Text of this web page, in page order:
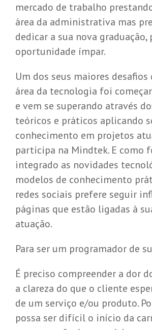
mercado de trabalho
área da administrativa mas
dedicar a sua nova graduação,
oportunidade ímpar.
Um dos seus maiores
área da tecnologia foi
e vem se superando através
teóricos e práticos aplicando
conhecimento em projetos
participa na Mindtek. E como
integrado as novidades
modelos de conhecimento
redes sociais prefere seguir
páginas que estão ligadas à
atuação.
Para ser um programador de
É preciso compreender a dor
a clareza do que o cliente
de um serviço e/ou produto.
possa ser difícil o início da